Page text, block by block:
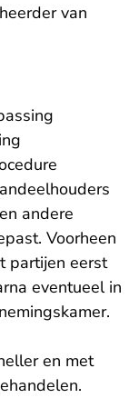
van
andere
Voorheen
partijen eerst
eventueel in
en met